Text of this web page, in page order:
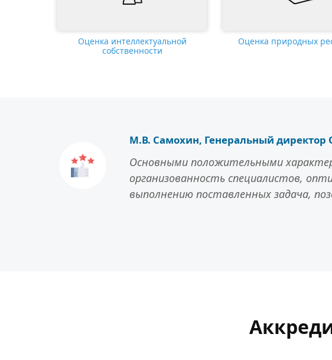
Оценка интеллектуальной
собственности
Оценка природных
М.В. Самохин, Генеральный
Основными положительными
организованность специалистов,
выполнению поставленных задача,